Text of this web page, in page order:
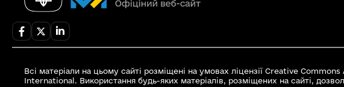
Всі матеріали на цьому сайті розміщені на умовах ліцензії Creative
International. Використання будь-яких матеріалів, розміщених на сайті,